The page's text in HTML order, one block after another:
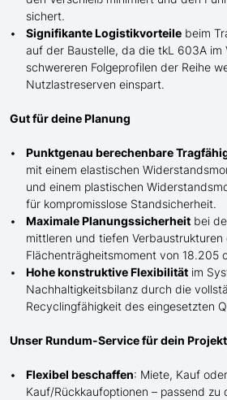
sichert.
Signifikante Logistikvorteile beim
auf der Baustelle, da die tkL 603A im
schwereren Folgeprofilen der Reihe
Nutzlastreserven einspart.
Gut für deine Planung
Punktgenau berechenbare
mit einem elastischen
und einem plastischen
für kompromisslose Standsicherheit.
Maximale Planungssicherheit bei
mittleren und tiefen
Flächenträgheitsmoment von 18.205
Hohe konstruktive Flexibilität im
Nachhaltigkeitsbilanz durch die
Recyclingfähigkeit des eingesetzten
Unser Rundum-Service für dein Projekt
Flexibel beschaffen: Miete, Kauf
Kauf/Rückkaufoptionen – passend zu